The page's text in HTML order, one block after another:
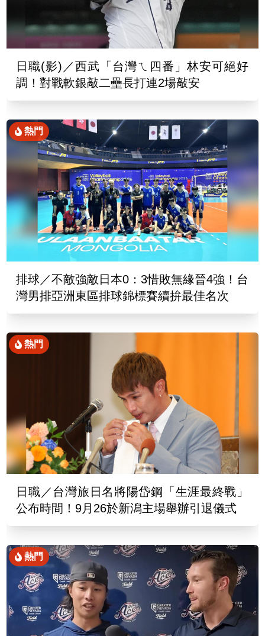
日職(影)／西武「台灣ㄟ四番」林安可絕好
調！對戰軟銀敲二壘長打連2場敲安
熱門
排球／不敵強敵日本0：3惜敗無緣晉4強！台
灣男排亞洲東區排球錦標賽續拚最佳名次
熱門
日職／台灣旅日名將陽岱鋼「生涯最終戰」
公布時間！9月26於新潟主場舉辦引退儀式
熱門